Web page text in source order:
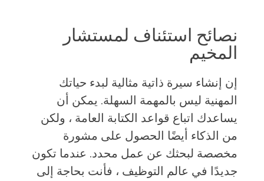
نصائح استئناف لمستشار
المخيم
إن إنشاء سيرة ذاتية مثالية لبدء حياتك
المهنية ليس بالمهمة السهلة. يمكن أن
يساعدك اتباع قواعد الكتابة العامة ، ولكن
من الذكاء أيضًا الحصول على مشورة
مخصصة لبحثك عن عمل محدد. عندما تكون
جديدًا في عالم التوظيف ، فأنت بحاجة إلى